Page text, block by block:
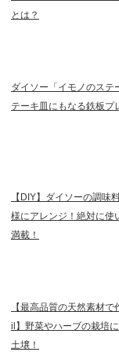
とは？
ダイソー「イモノのステ
テーキ皿にもなる鉄板プ
【DIY】ダイソーの調味
様にアレンジ！絶対に使
満載！
【最高品質の天然素材
il】野菜やハーブの栽培
土壌！